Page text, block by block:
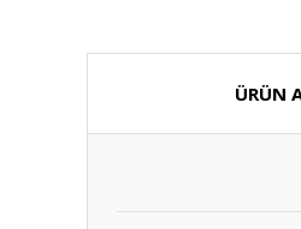
ÜRÜN